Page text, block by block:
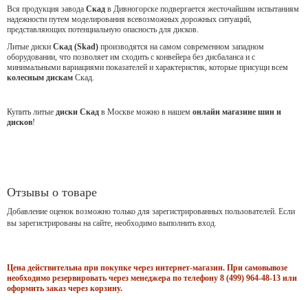
Вся продукция завода Скад в Дивногорске подвергается жесточайшим испытаниям
надежности путем моделирования всевозможных дорожных ситуаций,
представляющих потенциальную опасность для дисков.
Литые диски Скад (Skad) производятся на самом современном западном
оборудовании, что позволяет им сходить с конвейера без дисбаланса и с
минимальными вариациями показателей и характеристик, которые присущи всем
колесным дискам Скад.
Купить литые диски Скад в Москве можно в нашем онлайн магазине шин и
дисков!
Отзывы о товаре
Добавление оценок возможно только для зарегистрированных пользователей. Если
вы зарегистрированы на сайте, необходимо выполнить вход.
Цена действительна при покупке через интернет-магазин. При самовывозе
необходимо резервировать через менеджера по телефону 8 (499) 964-48-13 или
оформить заказ через корзину.